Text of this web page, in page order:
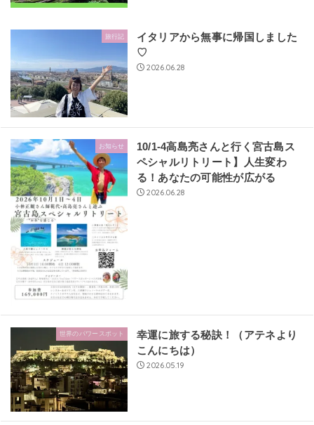
旅行記
イタリアから無事に帰国しました
♡
2026.06.28
お知らせ
10/1-4高島亮さんと行く宮古島ス
ペシャルリトリート】人生変わ
る！あなたの可能性が広がる
2026.06.28
世界のパワースポット
幸運に旅する秘訣！（アテネより
こんにちは）
2026.05.19